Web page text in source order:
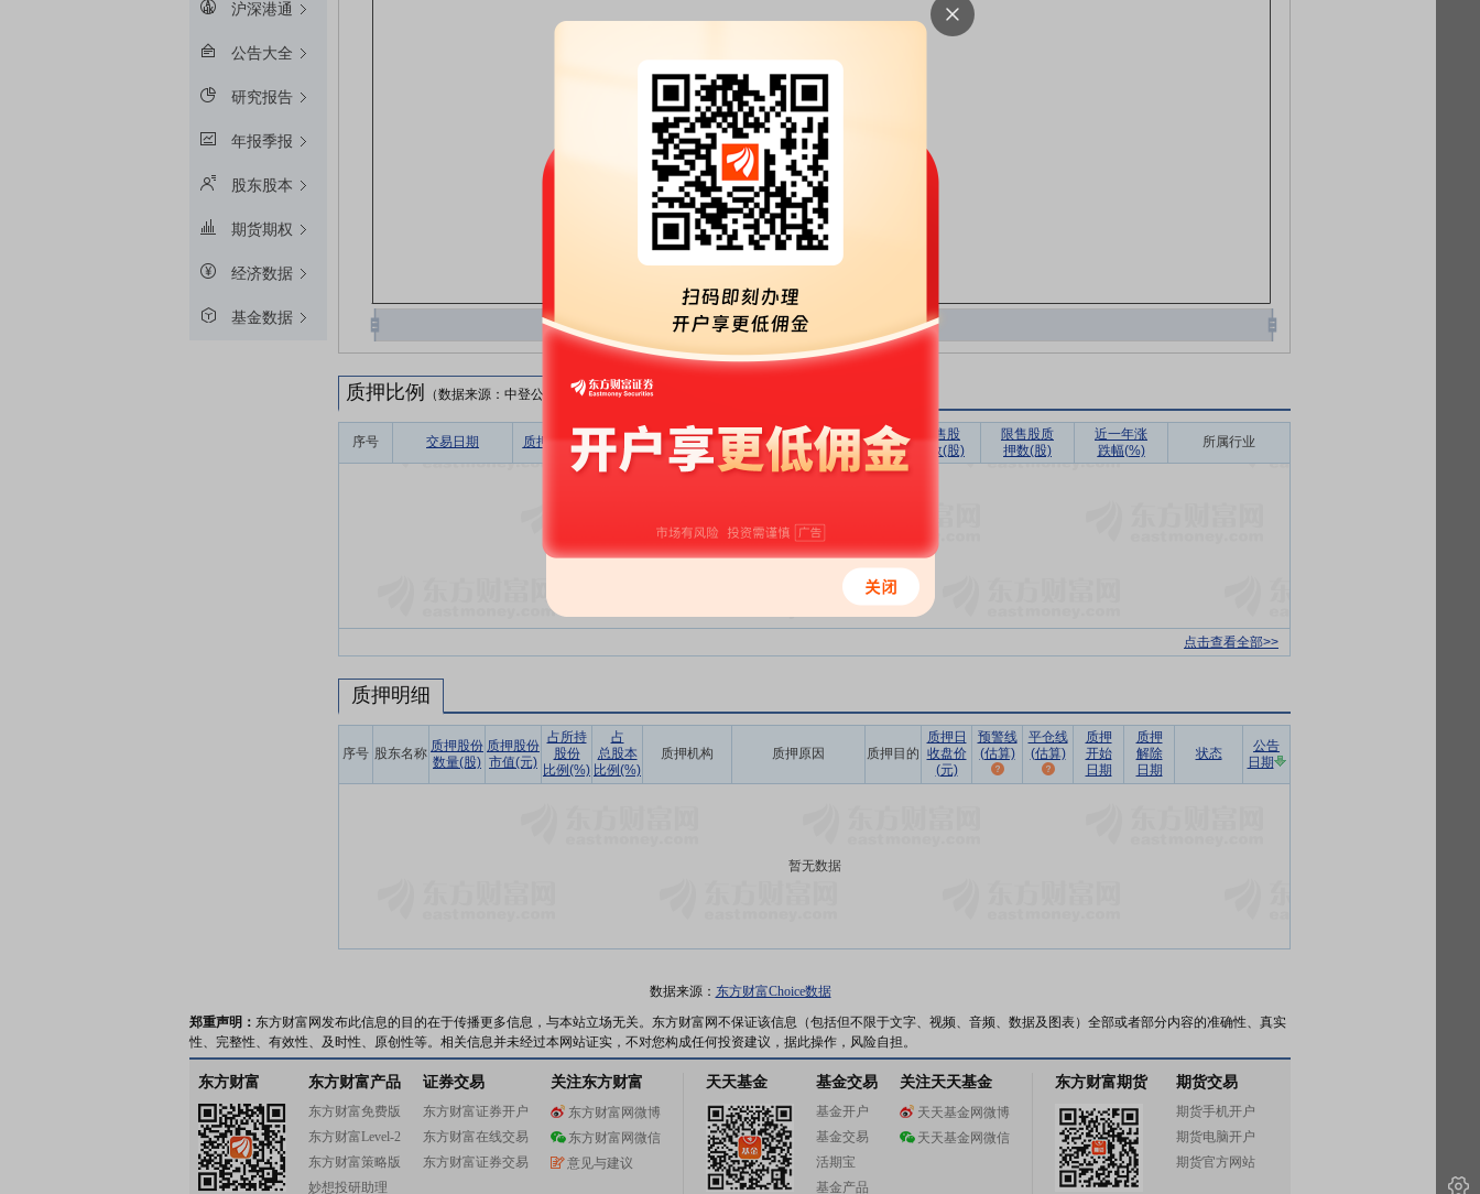
沪深港通
公告大全
研究报告
年报季报
股东股本
期货期权
经济数据
基金数据
预警线/平仓线比例：目前市场上通用的标准有两个，分别是160%/140%和150%/130%；此处计算时使用160%/140%标准。
质押比例 （数据来源：中登公司）
序号 交易日期 质押比例(%) 质押股数(股) 质押市值(元) 质押笔数
无限售股
质押数(股)
限售股质
押数(股)
近一年涨
跌幅(%)
所属行业
暂无数据
点击查看全部>>
质押明细
序号 股东名称 质押股份
数量(股)
质押股份
市值(元)
占所持
股份
比例(%)
占
总股本
比例(%)
质押机构 质押原因 质押目的
质押日
收盘价
(元)
预警线
(估算)
平仓线
(估算)
质押
开始
日期
质押
解除
日期
状态
公告
日期
暂无数据
数据来源： 东方财富Choice数据
郑重声明： 东方财富网发布此信息的目的在于传播更多信息，与本站立场无关。东方财富网不保证该信息（包括但不限于文字、视频、音频、数据及图表）全部或者部分内容的准确性、真实
性、完整性、有效性、及时性、原创性等。相关信息并未经过本网站证实，不对您构成任何投资建议，据此操作，风险自担。
东方财富 东方财富产品
东方财富免费版
东方财富Level-2
东方财富策略版
妙想投研助理
证券交易
东方财富证券开户
东方财富在线交易
东方财富证券交易
关注东方财富
东方财富网微博
东方财富网微信
意见与建议
天天基金 基金交易
基金开户
基金交易
活期宝
基金产品
关注天天基金
天天基金网微博
天天基金网微信
东方财富期货 期货交易
期货手机开户
期货电脑开户
期货官方网站